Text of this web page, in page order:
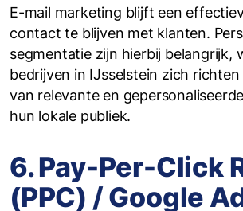
E-mail marketing blijft een
contact te blijven met klanten.
segmentatie zijn hierbij belangrijk,
bedrijven in IJsselstein zich
van relevante en
hun lokale publiek.
6. Pay-Per-Click
(PPC) / Google